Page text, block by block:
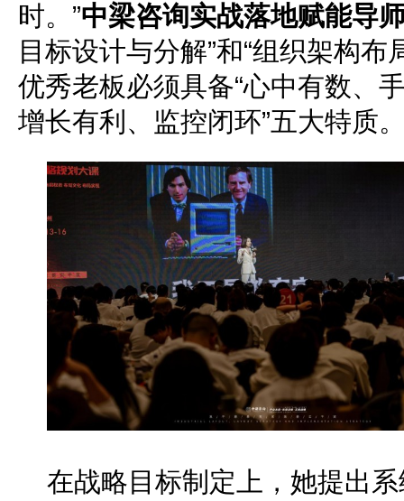
时。”中梁咨询实战落地赋能导
目标设计与分解”和“组织架构布
优秀老板必须具备“心中有数、
增长有利、监控闭环”五大特质
在战略目标制定上，她提出